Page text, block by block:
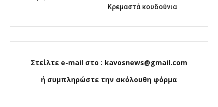
Κρεμαστά κουδούνια
Στείλτε e-mail στο : kavosnews@gmail.com
ή συμπληρώστε την ακόλουθη φόρμα